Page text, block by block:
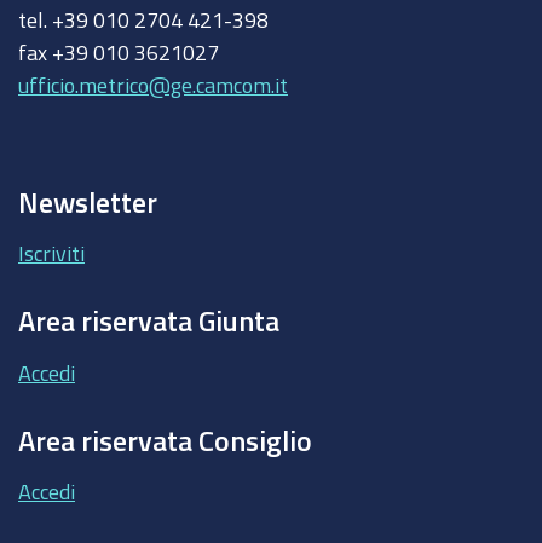
tel. +39 010 2704 421-398
fax +39 010 3621027
ufficio.metrico@ge.camcom.it
Newsletter
Iscriviti
Area riservata Giunta
Accedi
Area riservata Consiglio
Accedi